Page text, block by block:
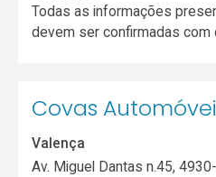
Todas as informações
devem ser confirmadas com
Covas
Valença
Av. Miguel Dantas n.45,